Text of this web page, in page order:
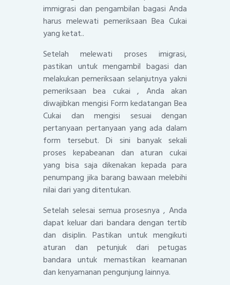
immigrasi dan pengambilan bagasi Anda
harus melewati pemeriksaan Bea Cukai
yang ketat..
Setelah melewati proses imigrasi,
pastikan untuk mengambil bagasi dan
melakukan pemeriksaan selanjutnya yakni
pemeriksaan bea cukai , Anda akan
diwajibkan mengisi Form kedatangan Bea
Cukai dan mengisi sesuai dengan
pertanyaan pertanyaan yang ada dalam
form tersebut. Di sini banyak sekali
proses kepabeanan dan aturan cukai
yang bisa saja dikenakan kepada para
penumpang jika barang bawaan melebihi
nilai dari yang ditentukan.
Setelah selesai semua prosesnya , Anda
dapat keluar dari bandara dengan tertib
dan disiplin. Pastikan untuk mengikuti
aturan dan petunjuk dari petugas
bandara untuk memastikan keamanan
dan kenyamanan pengunjung lainnya.